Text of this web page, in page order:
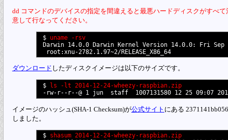
dd コマンドのデバイスの指定を間違えると最悪ハードディスクがすべ
意して行なってください。
$ uname -rsv
Darwin 14.0.0 Darwin Kernel Version 14.0.0: Fri Sep
root:xnu-2782.1.97~2/RELEASE_X86_64
ダウンロード したディスクイメージは以下のサイズです。
$ ls -lt 2014-12-24-wheezy-raspbian.zip
イメージのハッシュ(SHA-1 Checksum)が公式サイト にある
しました。
$ shasum 2014-12-24-wheezy-raspbian.zip